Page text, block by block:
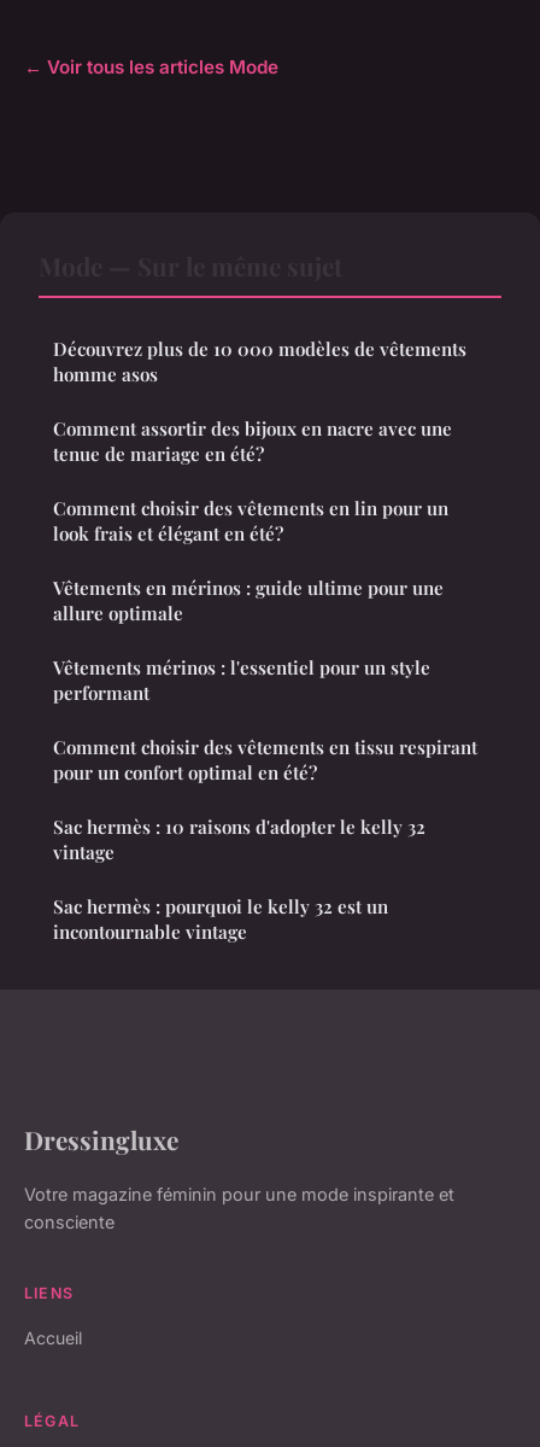
← Voir tous les articles Mode
Découvrez plus de 10 000 modèles de vêtements
homme asos
Comment assortir des bijoux en nacre avec une
tenue de mariage en été?
Comment choisir des vêtements en lin pour un
look frais et élégant en été?
Vêtements en mérinos : guide ultime pour une
allure optimale
Vêtements mérinos : l'essentiel pour un style
performant
Comment choisir des vêtements en tissu respirant
pour un confort optimal en été?
Sac hermès : 10 raisons d'adopter le kelly 32
vintage
Sac hermès : pourquoi le kelly 32 est un
incontournable vintage
Dressingluxe
Votre magazine féminin pour une mode inspirante et
consciente
LIENS
Accueil
LÉGAL